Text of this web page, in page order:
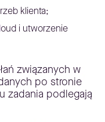
klienta;
i utworzenie
związanych w
po stronie
zadania podlegają